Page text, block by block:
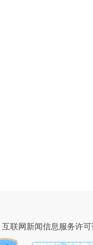
互联网新闻信息服务许可